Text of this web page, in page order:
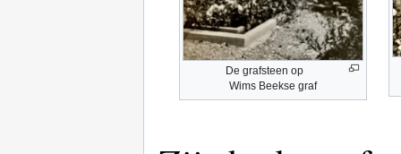
De grafsteen op
Wims Beekse graf